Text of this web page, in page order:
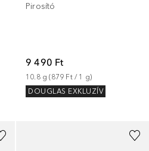
Pirosító
9 490 Ft
10.8 g (879 Ft / 1 g)
DOUGLAS EXKLUZÍV